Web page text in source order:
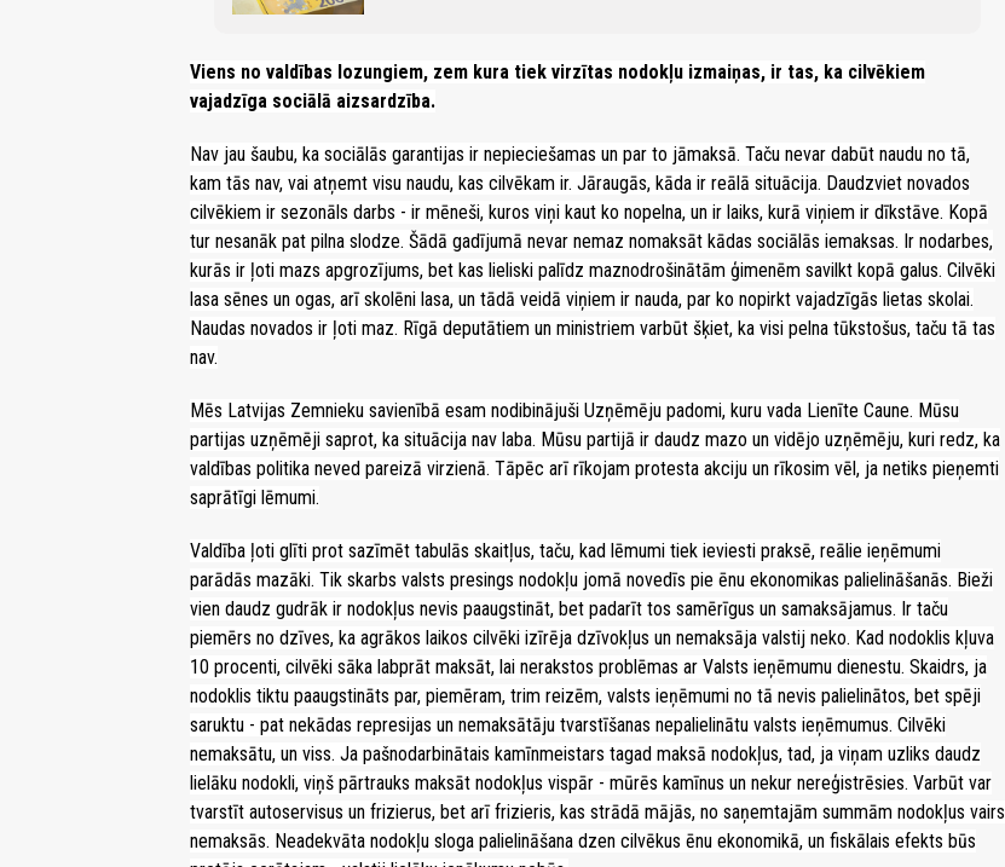
Viens no valdības lozungiem, zem kura tiek virzītas nodokļu izmaiņas, ir tas, ka cilvēkiem
vajadzīga sociālā aizsardzība.
Nav jau šaubu, ka sociālās garantijas ir nepieciešamas un par to jāmaksā. Taču nevar dabūt naudu no tā,
kam tās nav, vai atņemt visu naudu, kas cilvēkam ir. Jāraugās, kāda ir reālā situācija. Daudzviet novados
cilvēkiem ir sezonāls darbs - ir mēneši, kuros viņi kaut ko nopelna, un ir laiks, kurā viņiem ir dīkstāve. Kopā
tur nesanāk pat pilna slodze. Šādā gadījumā nevar nemaz nomaksāt kādas sociālās iemaksas. Ir nodarbes,
kurās ir ļoti mazs apgrozījums, bet kas lieliski palīdz maznodrošinātām ģimenēm savilkt kopā galus. Cilvēki
lasa sēnes un ogas, arī skolēni lasa, un tādā veidā viņiem ir nauda, par ko nopirkt vajadzīgās lietas skolai.
Naudas novados ir ļoti maz. Rīgā deputātiem un ministriem varbūt šķiet, ka visi pelna tūkstošus, taču tā tas
nav.
Mēs Latvijas Zemnieku savienībā esam nodibinājuši Uzņēmēju padomi, kuru vada Lienīte Caune. Mūsu
partijas uzņēmēji saprot, ka situācija nav laba. Mūsu partijā ir daudz mazo un vidējo uzņēmēju, kuri redz, ka
valdības politika neved pareizā virzienā. Tāpēc arī rīkojam protesta akciju un rīkosim vēl, ja netiks pieņemti
saprātīgi lēmumi.
Valdība ļoti glīti prot sazīmēt tabulās skaitļus, taču, kad lēmumi tiek ieviesti praksē, reālie ieņēmumi
parādās mazāki. Tik skarbs valsts presings nodokļu jomā novedīs pie ēnu ekonomikas palielināšanās. Bieži
vien daudz gudrāk ir nodokļus nevis paaugstināt, bet padarīt tos samērīgus un samaksājamus. Ir taču
piemērs no dzīves, ka agrākos laikos cilvēki izīrēja dzīvokļus un nemaksāja valstij neko. Kad nodoklis kļuva
10 procenti, cilvēki sāka labprāt maksāt, lai nerakstos problēmas ar Valsts ieņēmumu dienestu. Skaidrs, ja
nodoklis tiktu paaugstināts par, piemēram, trim reizēm, valsts ieņēmumi no tā nevis palielinātos, bet spēji
saruktu - pat nekādas represijas un nemaksātāju tvarstīšanas nepalielinātu valsts ieņēmumus. Cilvēki
nemaksātu, un viss. Ja pašnodarbinātais kamīnmeistars tagad maksā nodokļus, tad, ja viņam uzliks daudz
lielāku nodokli, viņš pārtrauks maksāt nodokļus vispār - mūrēs kamīnus un nekur nereģistrēsies. Varbūt var
tvarstīt autoservisus un frizierus, bet arī frizieris, kas strādā mājās, no saņemtajām summām nodokļus vairs
nemaksās. Neadekvāta nodokļu sloga palielināšana dzen cilvēkus ēnu ekonomikā, un fiskālais efekts būs